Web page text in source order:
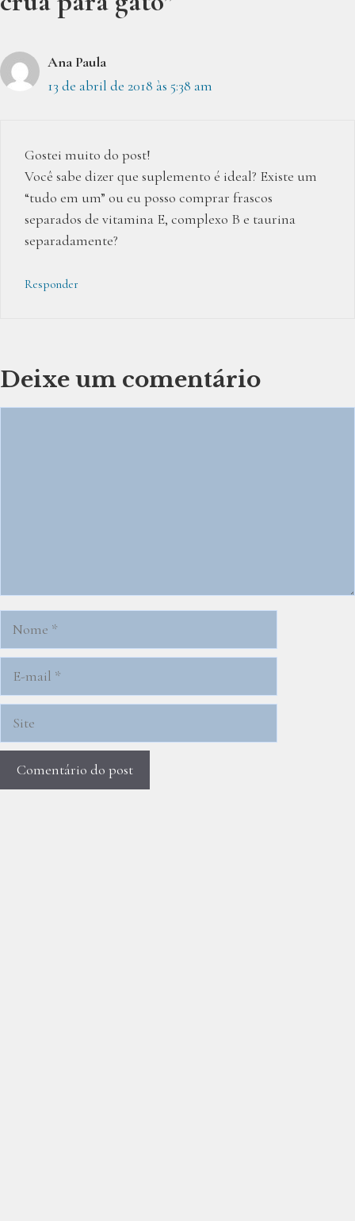
Ana Paula
13 de abril de 2018 às 5:38 am
Gostei muito do post!
Você sabe dizer que suplemento é ideal? Existe um
“tudo em um” ou eu posso comprar frascos
separados de vitamina E, complexo B e taurina
separadamente?
Responder
Deixe um comentário